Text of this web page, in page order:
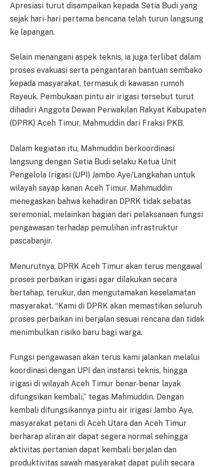
Apresiasi turut disampaikan kepada Setia Budi yang
sejak hari-hari pertama bencana telah turun langsung
ke lapangan.
Selain menangani aspek teknis, ia juga terlibat dalam
proses evakuasi serta pengantaran bantuan sembako
kepada masyarakat, termasuk di kawasan rumoh
Rayeuk. Pembukaan pintu air irigasi tersebut turut
dihadiri Anggota Dewan Perwakilan Rakyat Kabupaten
(DPRK) Aceh Timur, Mahmuddin dari Fraksi PKB.
Dalam kegiatan itu, Mahmuddin berkoordinasi
langsung dengan Setia Budi selaku Ketua Unit
Pengelola Irigasi (UPI) Jambo Aye/Langkahan untuk
wilayah sayap kanan Aceh Timur. Mahmuddin
menegaskan bahwa kehadiran DPRK tidak sebatas
seremonial, melainkan bagian dari pelaksanaan fungsi
pengawasan terhadap pemulihan infrastruktur
pascabanjir.
Menurutnya, DPRK Aceh Timur akan terus mengawal
proses perbaikan irigasi agar dilakukan secara
bertahap, terukur, dan mengutamakan keselamatan
masyarakat. “Kami di DPRK akan memastikan seluruh
proses perbaikan ini berjalan sesuai rencana dan tidak
menimbulkan risiko baru bagi warga.
Fungsi pengawasan akan terus kami jalankan melalui
koordinasi dengan UPI dan instansi teknis, hingga
irigasi di wilayah Aceh Timur benar-benar layak
difungsikan kembali,” tegas Mahmuddin. Dengan
kembali difungsikannya pintu air irigasi Jambo Aye,
masyarakat petani di Aceh Utara dan Aceh Timur
berharap aliran air dapat segera normal sehingga
aktivitas pertanian dapat kembali berjalan dan
produktivitas sawah masyarakat dapat pulih secara